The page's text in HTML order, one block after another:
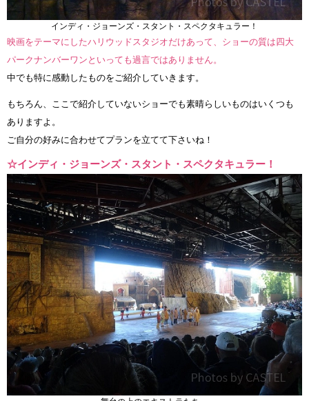
インディ・ジョーンズ・スタント・スペクタキュラー！
映画をテーマにしたハリウッドスタジオだけあって、ショーの質は四大
パークナンバーワンといっても過言ではありません。
中でも特に感動したものをご紹介していきます。
もちろん、ここで紹介していないショーでも素晴らしいものはいくつも
ありますよ。
ご自分の好みに合わせてプランを立てて下さいね！
☆インディ・ジョーンズ・スタント・スペクタキュラー！